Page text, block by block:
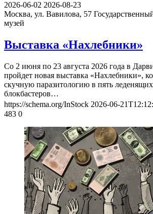
2026-06-02 2026-08-23
Москва, ул. Вавилова, 57
музей
Выставка «Нахлебники»
Со 2 июня по 23 августа 2026 года в
пройдет новая выставка «Нахлебники»,
скучную паразитологию в пять
блокбастеров…
https://schema.org/InStock 2026-06-
483 0